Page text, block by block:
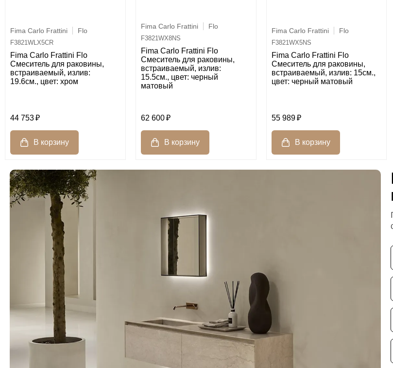
Fima Carlo Frattini Flo
F3821WLX5CR
Fima Carlo Frattini Flo
Cмеситель для раковины,
встраиваемый, излив:
19.6см., цвет: хром
44 753
Fima Carlo Frattini Flo
F3821WX8NS
Fima Carlo Frattini Flo
Смеситель для раковины,
встраиваемый, излив:
15.5см., цвет: черный
матовый
62 600
Fima Carlo Frattini Flo
F3821WX5NS
Fima Carlo Frattini Flo
Смеситель для раковины,
встраиваемый, излив: 15см.,
цвет: черный матовый
55 989